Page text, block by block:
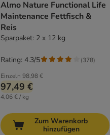
Almo Nature Functional Life
Maintenance Fettfisch &
Reis
Sparpaket: 2 x 12 kg
Einzeln 98,98 €
97,49 €
4,06 € / kg
Rating: 4.3/5 (378)
Zum Warenkorb
hinzufügen